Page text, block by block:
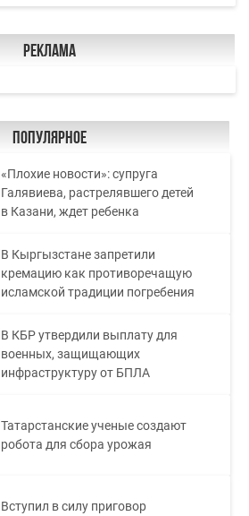
Реклама
Популярное
«Плохие новости»: супруга
Галявиева, растрелявшего детей
в Казани, ждет ребенка
В Кыргызстане запретили
кремацию как противоречащую
исламской традиции погребения
В КБР утвердили выплату для
военных, защищающих
инфраструктуру от БПЛА
Татарстанские ученые создают
робота для сбора урожая
Вступил в силу приговор